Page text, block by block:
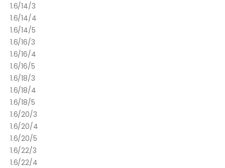
1.6/14/3
1.6/14/4
1.6/14/5
1.6/16/3
1.6/16/4
1.6/16/5
1.6/18/3
1.6/18/4
1.6/18/5
1.6/20/3
1.6/20/4
1.6/20/5
1.6/22/3
1.6/22/4